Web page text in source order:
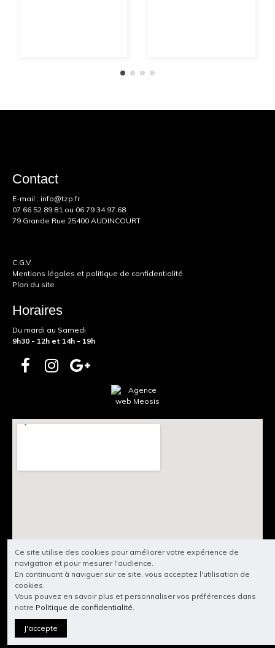
Contact
E-mail : info@tzp.fr
07 66 52 89 81 ou 06 79 34 97 68
79 Grande Rue 25400 AUDINCOURT
C.G.V.
Mentions légales et politique de confidentialité
Plan du site
Horaires
Du mardi au Samedi
9h30 - 12h et 14h - 19h
Ce site utilise des cookies pour améliorer votre expérience de
navigation et pour mesurer l'audience.
En continuant à naviguer sur ce site, vous acceptez l'utilisation de
cookies.
Vous pouvez en savoir plus et personnaliser vos préférences dans
notre Politique de confidentialité.
J'accepte